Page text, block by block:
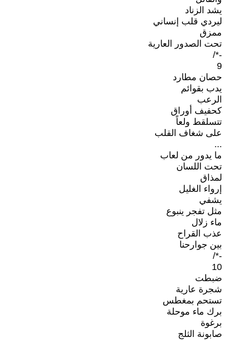
يشد الزناد
ليردي قلب إنساني
ممزق
تحت الصدور العارية
-*/
9
حصان مطارد
يدب بقوائم
الرعب
كحفيف أوراق
تتسلقط ولعاً
على شغاف القلب
...
ما يدور من لعاب
تحت اللسان
لمذاق
إرواء الغليل
يشفي
مثل تفجر ينبوع
ماء زلال
عذب القراح
بين جوارحنا
-*/
10
ضبطت
شجرة عارية
تستحم بمغطس
برك ماء موحلة
برغوة
صابونة الثلج